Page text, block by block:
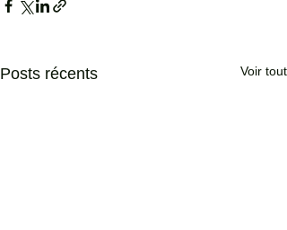
Posts récents Voir tout